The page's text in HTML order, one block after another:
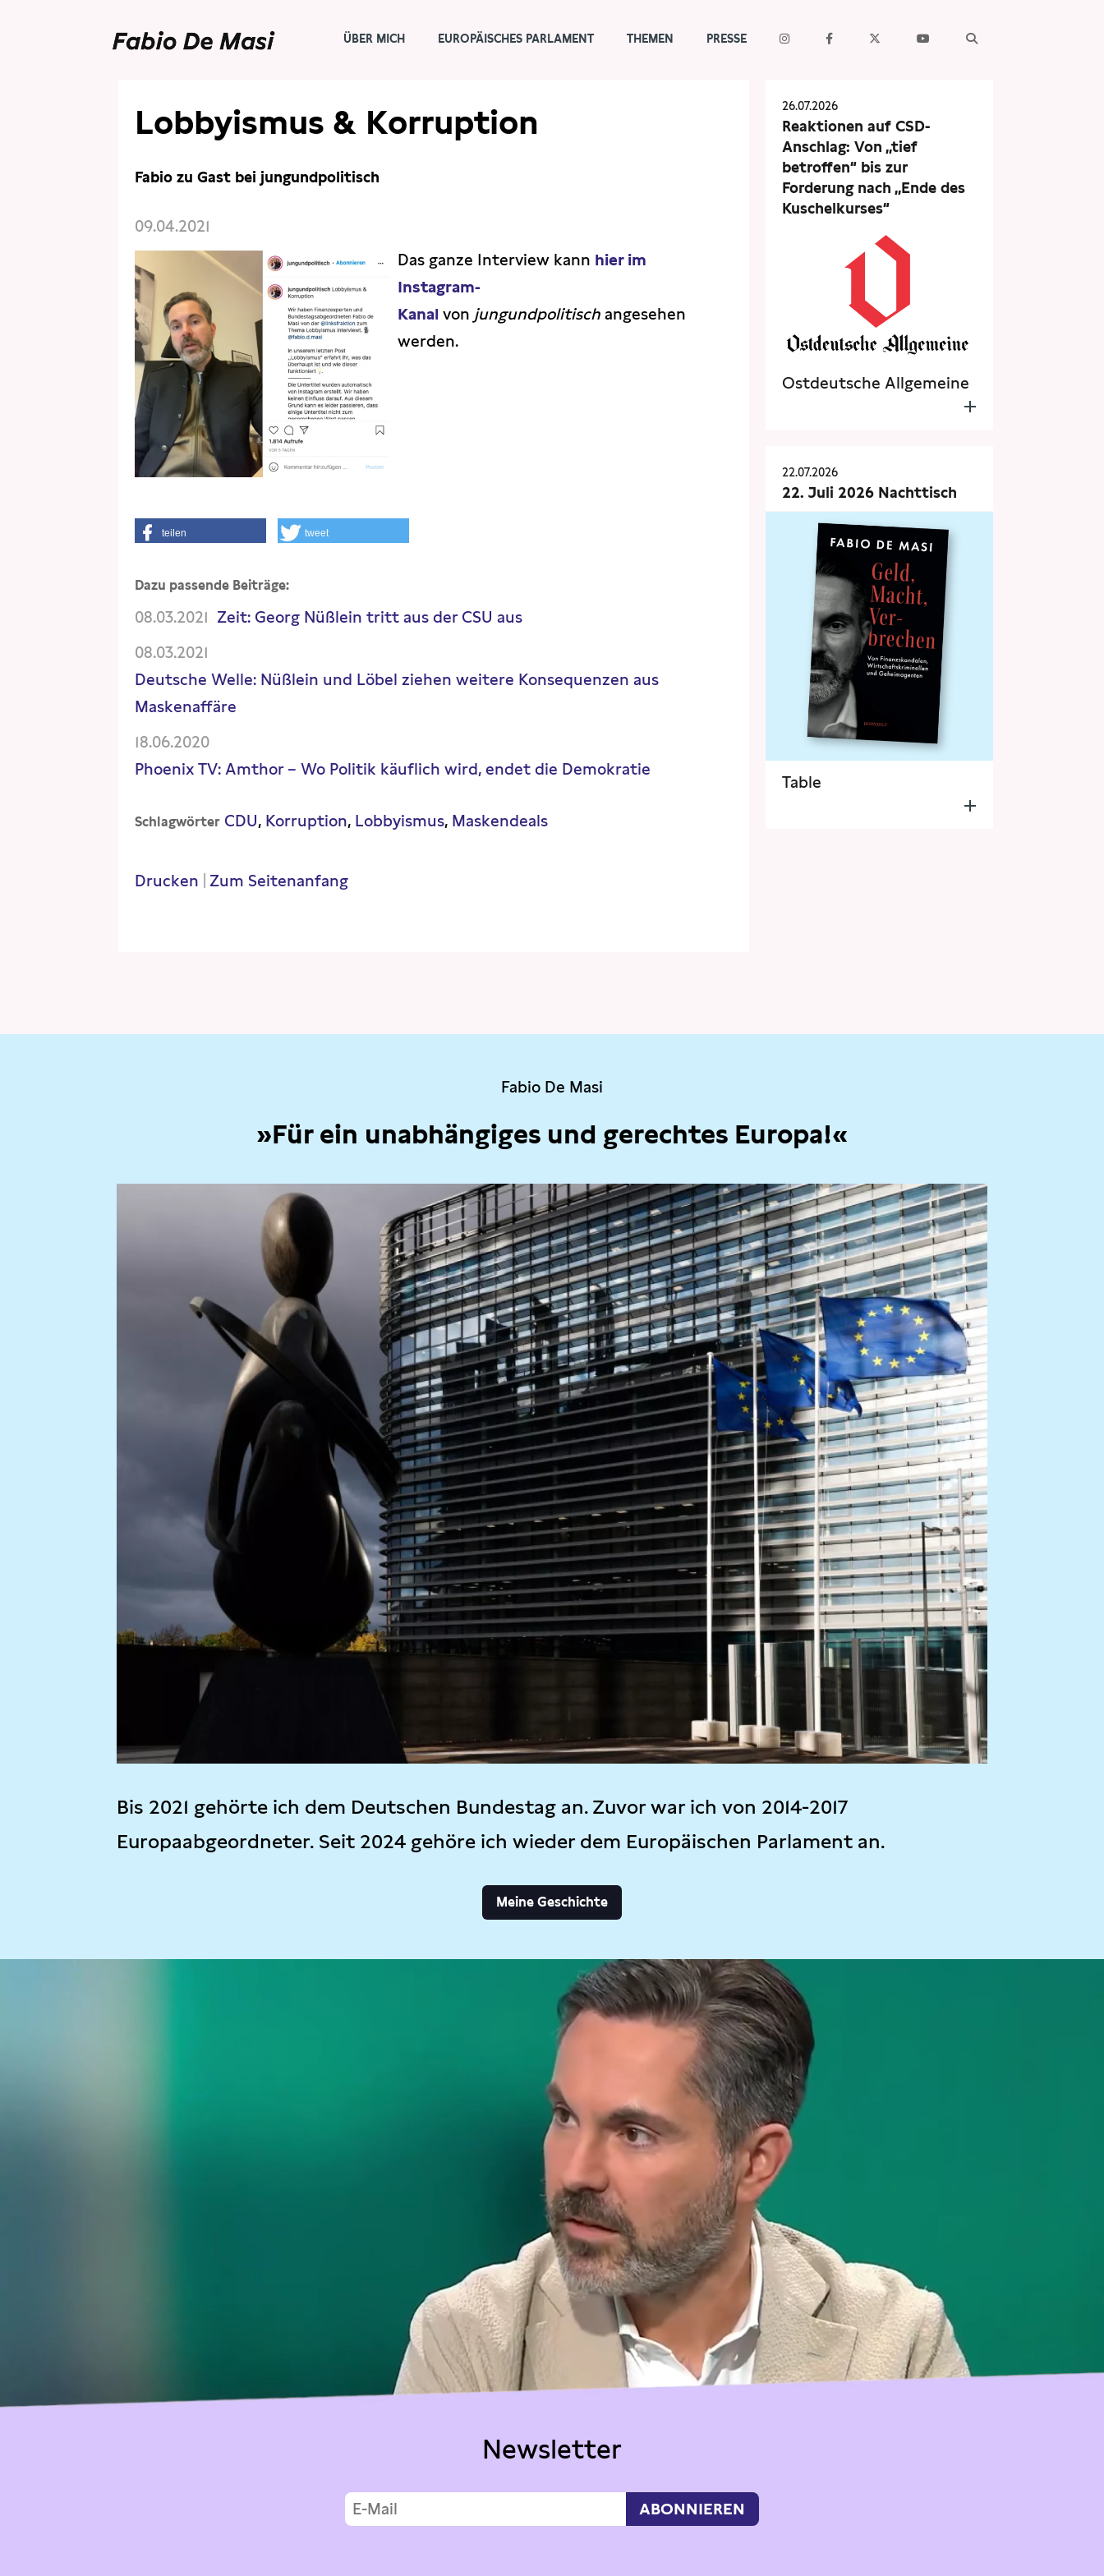
ÜBER MICH EUROPÄISCHES PARLAMENT THEMEN PRESSE
Lobbyismus & Korruption
Fabio zu Gast bei jungundpolitisch
09.04.2021
Das ganze Interview kann hier im
Instagram-
Kanal von jungundpolitisch angesehen
werden.
teilen tweet
Dazu passende Beiträge:
08.03.2021 Zeit: Georg Nüßlein tritt aus der CSU aus
08.03.2021
Deutsche Welle: Nüßlein und Löbel ziehen weitere Konsequenzen aus
Maskenaffäre
18.06.2020
Phoenix TV: Amthor – Wo Politik käuflich wird, endet die Demokratie
Schlagwörter CDU Korruption Lobbyismus Maskendeals
Drucken Zum Seitenanfang
26.07.2026
Reaktionen auf CSD-
Anschlag: Von „tief
betroffen“ bis zur
Forderung nach „Ende des
Kuschelkurses“
Ostdeutsche Allgemeine
22.07.2026
22. Juli 2026 Nachttisch
Table
Fabio De Masi
»Für ein unabhängiges und gerechtes Europa!«
Bis 2021 gehörte ich dem Deutschen Bundestag an. Zuvor war ich von 2014-2017
Europaabgeordneter. Seit 2024 gehöre ich wieder dem Europäischen Parlament an.
Meine Geschichte
Newsletter